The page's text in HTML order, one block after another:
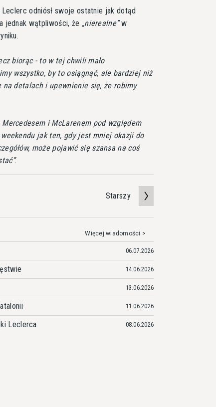
odniósł swoje ostatnie jak dotąd
jednak wątpliwości, że
nierealne w
biorąc - to w tej chwili mało
wszystko, by to osiągnąć, ale bardziej niż
detalach i upewnienie się, że robimy
i McLarenem pod względem
jak ten, gdy jest mniej okazji do
może pojawić się szansa na coś
.
Starszy
Więcej wiadomości >
06.07.2026
14.06.2026
13.06.2026
11.06.2026
Leclerca 08.06.2026